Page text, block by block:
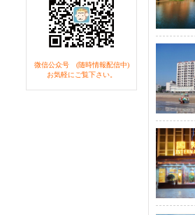
微信公众号 (随時情報配信中)
お気軽にご覧下さい。